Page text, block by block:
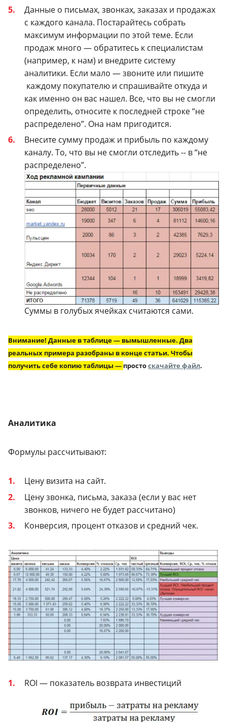
Данные о письмах, звонках, заказах и продажах
с каждого канала. Постарайтесь собрать
максимум информации по этой теме. Если
продаж много — обратитесь к специалистам
(например, к нам) и внедрите систему
аналитики. Если мало — звоните или пишите
каждому покупателю и спрашивайте откуда и
как именно он вас нашел. Все, что вы не смогли
определить, относите к последней строке “не
распределено”. Она нам пригодится.
Внесите сумму продаж и прибыль по каждому
каналу. То, что вы не смогли отследить -- в “не
распределено”.
Суммы в голубых ячейках считаются сами.
Внимание! Данные в таблице — вымышленные. Два
реальных примера разобраны в конце статьи. Чтобы
получить себе копию таблицы — простоскачайте файл.
Аналитика
Формулы рассчитывают:
Цену визита на сайт.
Цену звонка, письма, заказа (если у вас нет
звонков, ничего не будет рассчитано)
Конверсия, процент отказов и средний чек.
ROI — показатель возврата инвестиций